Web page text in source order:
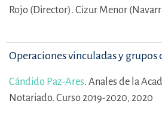
Rojo (Director). Cizur Menor
Operaciones vinculadas y grupos
Cándido Paz-Ares. Anales de la
Notariado. Curso 2019-2020, 2020